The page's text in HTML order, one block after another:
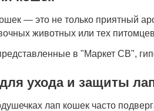
— это не только приятный
животных или тех
в "Маркет СВ",
ухода и защиты
лап кошек часто